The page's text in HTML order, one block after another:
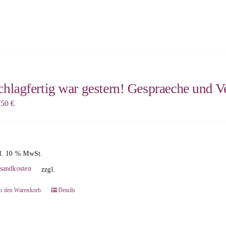
war gestern! Gespraeche und
€
10 % MwSt.
zzgl.
den Warenkorb Details